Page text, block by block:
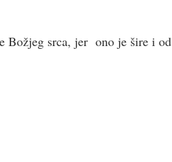
Božjeg srca, jer ono je šire i od